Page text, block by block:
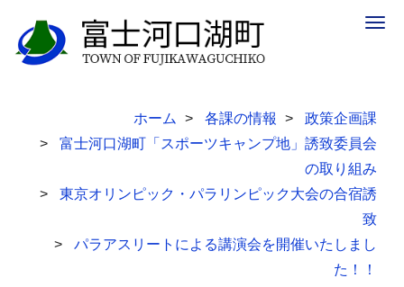
ホーム 各課の情報
政策企画課
富士河口湖町「スポーツキャンプ地」誘致委員会
の取り組み
東京オリンピック・パラリンピック大会の合宿誘
致
パラアスリートによる講演会を開催いたしまし
た！！